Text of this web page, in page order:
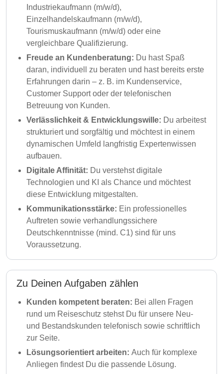
Industriekaufmann (m/w/d),
Einzelhandelskaufmann (m/w/d),
Tourismuskaufmann (m/w/d) oder eine
vergleichbare Qualifizierung.
Freude an Kundenberatung: Du hast Spaß
daran, individuell zu beraten und hast bereits erste
Erfahrungen darin – z. B. im Kundenservice,
Customer Support oder der telefonischen
Betreuung von Kunden.
Verlässlichkeit & Entwicklungswille: Du arbeitest
strukturiert und sorgfältig und möchtest in einem
dynamischen Umfeld langfristig Expertenwissen
aufbauen.
Digitale Affinität: Du verstehst digitale
Technologien und KI als Chance und möchtest
diese Entwicklung mitgestalten.
Kommunikationsstärke: Ein professionelles
Auftreten sowie verhandlungssichere
Deutschkenntnisse (mind. C1) sind für uns
Voraussetzung.
Zu Deinen Aufgaben zählen
Kunden kompetent beraten: Bei allen Fragen
rund um Reiseschutz stehst Du für unsere Neu-
und Bestandskunden telefonisch sowie schriftlich
zur Seite.
Lösungsorientiert arbeiten: Auch für komplexe
Anliegen findest Du die passende Lösung.